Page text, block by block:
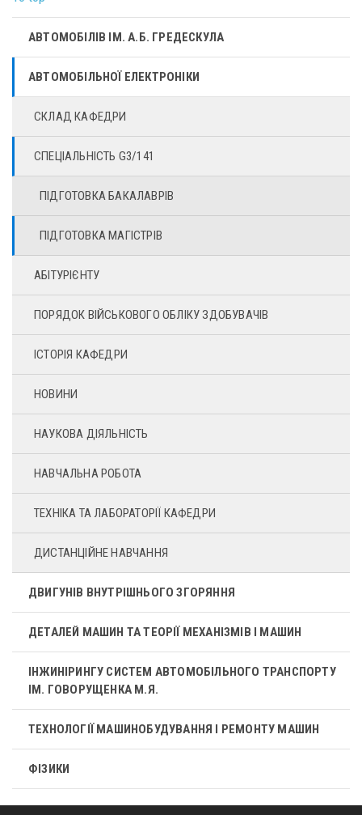
АВТОМОБІЛІВ ІМ. А.Б. ГРЕДЕСКУЛА
АВТОМОБІЛЬНОЇ ЕЛЕКТРОНІКИ
СКЛАД КАФЕДРИ
СПЕЦІАЛЬНІСТЬ G3/141
ПІДГОТОВКА БАКАЛАВРІВ
ПІДГОТОВКА МАГІСТРІВ
АБІТУРІЄНТУ
ПОРЯДОК ВІЙСЬКОВОГО ОБЛІКУ ЗДОБУВАЧІВ
ІСТОРІЯ КАФЕДРИ
НОВИНИ
НАУКОВА ДІЯЛЬНІСТЬ
НАВЧАЛЬНА РОБОТА
ТЕХНІКА ТА ЛАБОРАТОРІЇ КАФЕДРИ
ДИСТАНЦІЙНЕ НАВЧАННЯ
ДВИГУНІВ ВНУТРІШНЬОГО ЗГОРЯННЯ
ДЕТАЛЕЙ МАШИН ТА ТЕОРІЇ МЕХАНІЗМІВ І МАШИН
ІНЖИНІРИНГУ СИСТЕМ АВТОМОБІЛЬНОГО ТРАНСПОРТУ
ІМ. ГОВОРУЩЕНКА М.Я.
ТЕХНОЛОГІЇ МАШИНОБУДУВАННЯ І РЕМОНТУ МАШИН
ФІЗИКИ